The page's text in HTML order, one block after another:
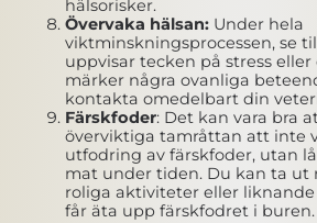
hälsorisker.
Övervaka hälsan:Under hela
viktminskningsprocessen, se
uppvisar tecken på stress eller
märker några ovanliga
kontakta omedelbart din
Färskfoder: Det kan vara bra
överviktiga tamråttan att inte
utfodring av färskfoder, utan
mat under tiden. Du kan ta ut
roliga aktiviteter eller
får äta upp färskfodret i buren.